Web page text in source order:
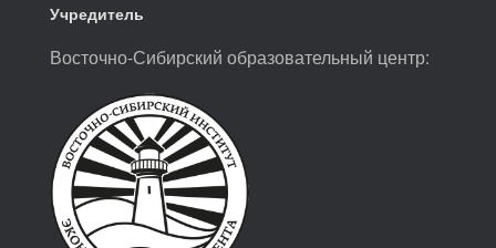
Учредитель
Восточно-Сибирский образовательный центр: